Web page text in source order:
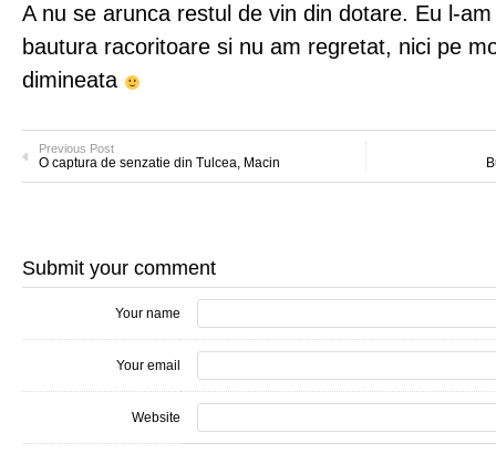
A nu se arunca restul de vin din dotare. Eu l-
bautura racoritoare si nu am regretat, nici pe
dimineata
Previous Post
O captura de senzatie din Tulcea, Macin
Submit your comment
Your name
Your email
Website